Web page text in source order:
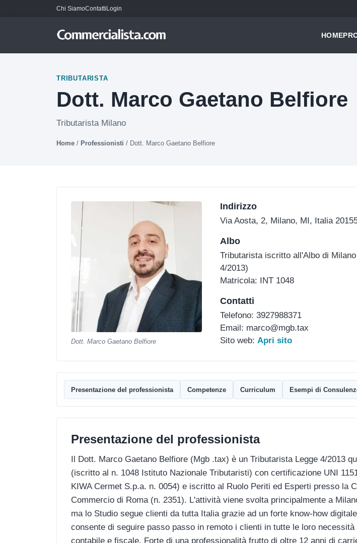
Chi SiamoContattiLogin
HOME
TRIBUTARISTA
Dott. Marco Gaetano Belfiore
Tributarista Milano
Home / Professionisti / Dott. Marco Gaetano Belfiore
Dott. Marco Gaetano Belfiore
Indirizzo
Via Aosta, 2, Milano, MI, Italia
Albo
Tributarista iscritto all'Albo di
4/2013)
Matricola: INT 1048
Contatti
Telefono: 3927988371
Email: marco@mgb.tax
Sito web: Apri sito
Presentazione del professionista Competenze Curriculum Esempi di
Presentazione del professionista
Il Dott. Marco Gaetano Belfiore (Mgb .tax) è un Tributarista Legge 4/2013
(iscritto al n. 1048 Istituto Nazionale Tributaristi) con certificazione UNI
KIWA Cermet S.p.a. n. 0054) e iscritto al Ruolo Periti ed Esperti presso la
Commercio di Roma (n. 2351). L'attività viene svolta principalmente a
ma lo Studio segue clienti da tutta Italia grazie ad un forte know-how
consente di seguire passo passo in remoto i clienti in tutte le loro necessità
contabile e fiscale. Forte di una professionalità frutto di oltre 12 anni di